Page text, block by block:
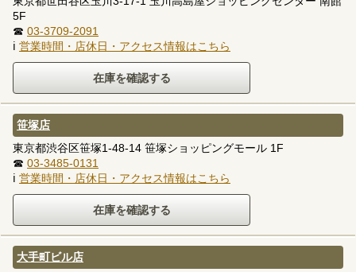
5F
☎ 03-3709-2091
ℹ 営業時間・店休日・アクセス情報はこちら
笹塚店
東京都渋谷区笹塚1-48-14 笹塚ショッピングモール 1F
☎ 03-3485-0131
ℹ 営業時間・店休日・アクセス情報はこちら
大手町ビル店